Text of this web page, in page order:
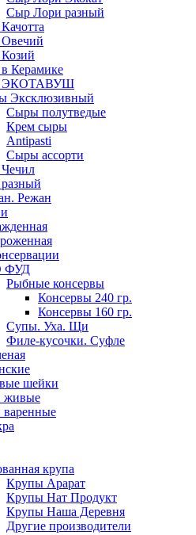
Сыр Лори разный
Керамике
ЭКОТАВУШ
Эксклюзивный
Сыры полутведые
Крем сыры
Antipasti
Сыры ассорти
Режан
ФУД
Рыбные консервы
Консервы 240 гр.
Консервы 160 гр.
Супы. Уха. Щи
Филе-кусочки. Суфле
шейки
живые
варенные
крупа
Крупы Арарат
Крупы Нат Продукт
Крупы Наша Деревня
Другие производители